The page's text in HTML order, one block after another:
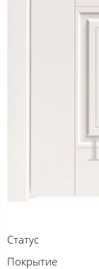
Статус
Покрытие